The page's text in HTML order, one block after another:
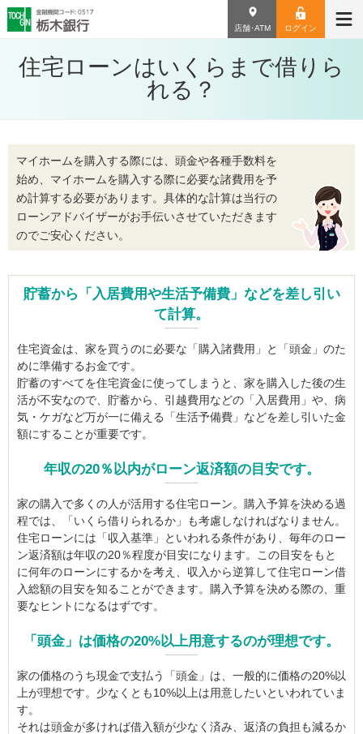
店舗･ATM ログイン
住宅ローンはいくらまで借りら
れる？
マイホームを購入する際には、頭金や各種手数料を
始め、マイホームを購入する際に必要な諸費用を予
め計算する必要があります。具体的な計算は当行の
ローンアドバイザーがお手伝いさせていただきます
のでご安心ください。
貯蓄から「入居費用や生活予備費」などを差し引い
て計算。
住宅資金は、家を買うのに必要な「購入諸費用」と「頭金」のた
めに準備するお金です。
貯蓄のすべてを住宅資金に使ってしまうと、家を購入した後の生
活が不安なので、貯蓄から、引越費用などの「入居費用」や、病
気・ケガなど万が一に備える「生活予備費」などを差し引いた金
額にすることが重要です。
年収の20％以内がローン返済額の目安です。
家の購入で多くの人が活用する住宅ローン。購入予算を決める過
程では、「いくら借りられるか」も考慮しなければなりません。
住宅ローンには「収入基準」といわれる条件があり、毎年のロー
ン返済額は年収の20％程度が目安になります。この目安をもと
に何年のローンにするかを考え、収入から逆算して住宅ローン借
入総額の目安を知ることができます。購入予算を決める際の、重
要なヒントになるはずです。
「頭金」は価格の20%以上用意するのが理想です。
家の価格のうち現金で支払う「頭金」は、一般的に価格の20%以
上が理想です。少なくとも10%以上は用意したいといわれていま
す。
それは頭金が多ければ借入額が少なく済み、返済の負担も減るか